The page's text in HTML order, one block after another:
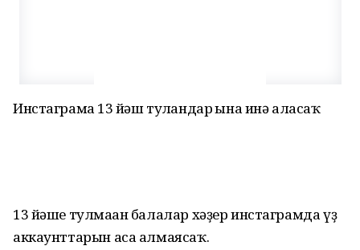
Инстаграмға 13 йәш тулғандар ғына инә аласаҡ
13 йәше тулмаған балалар хәҙер инстаграмда үҙ
аккаунттарын аса алмаясаҡ.